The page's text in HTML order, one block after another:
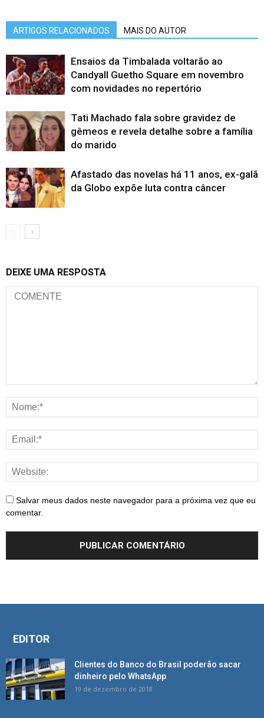
ARTIGOS RELACIONADOS MAIS DO AUTOR
Ensaios da Timbalada voltarão ao
Candyall Guetho Square em novembro
com novidades no repertório
Tati Machado fala sobre gravidez de
gêmeos e revela detalhe sobre a família
do marido
Afastado das novelas há 11 anos, ex-galã
da Globo expõe luta contra câncer
DEIXE UMA RESPOSTA
Salvar meus dados neste navegador para a próxima vez que eu
comentar.
EDITOR
Clientes do Banco do Brasil poderão sacar
dinheiro pelo WhatsApp
19 de dezembro de 2018